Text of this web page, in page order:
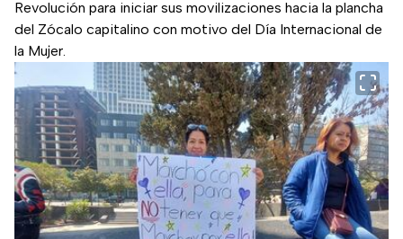
Revolución para iniciar sus movilizaciones hacia la plancha
del Zócalo capitalino con motivo del Día Internacional de
la Mujer.